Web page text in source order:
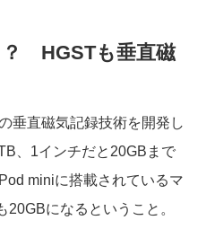
HGSTも垂直磁
垂直磁気記録技術を開発し
、1インチだと20GBまで
miniに搭載されているマ
になるということ。